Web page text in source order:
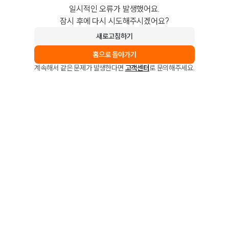
일시적인 오류가 발생했어요.
잠시 후에 다시 시도해주시겠어요?
새로고침하기
홈으로 돌아가기
계속해서 같은 문제가 발생한다면 고객센터로 문의해주세요.